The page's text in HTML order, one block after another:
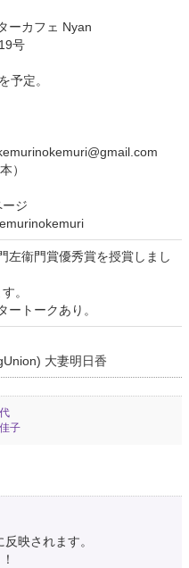
カフェ Nyan
号
予定。
）
ジ
左衞門賞優秀賞を授賞しまし
。
トークあり。
大妻明日香
子
映されます。